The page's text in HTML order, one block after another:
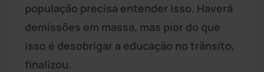
população precisa entender isso. Haverá
demissões em massa, mas pior do que
isso é desobrigar a educação no trânsito,
finalizou.